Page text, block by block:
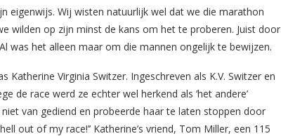
eigenwijs. Wij wisten natuurlijk wel dat we die marathon
wilden op zijn minst de kans om het te proberen. Juist door
was het alleen maar om die mannen ongelijk te bewijzen.
Virginia Switzer. Ingeschreven als K.V. Switzer en
de race werd ze echter wel herkend als ‘het andere’
van gediend en probeerde haar te laten stoppen door
out of my race!’’ Katherine’s vriend, Tom Miller, een 115